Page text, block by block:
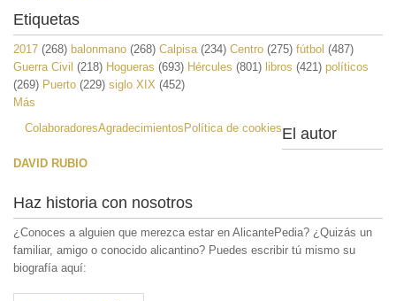
Etiquetas
2017 (268) balonmano (268) Calpisa(234) Centro (275) fútbol (487)
Guerra Civil (218) Hogueras (693) Hércules (801) libros (421) políticos
(269) Puerto (229) siglo XIX (452)
Más
ColaboradoresAgradecimientosPolítica de cookiesEl autor
DAVID RUBIO
Haz historia con nosotros
¿Conoces a alguien que merezca estar en AlicantePedia? ¿Quizás un
familiar, amigo o conocido alicantino? Puedes escribir tú mismo su
biografía aquí: